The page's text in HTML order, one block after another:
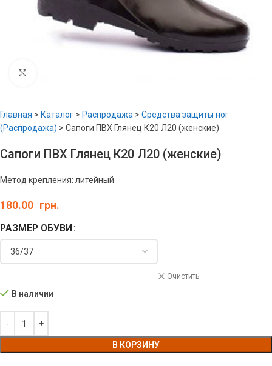
Главная > Каталог > Распродажа > Средства защиты ног
(Распродажа) > Сапоги ПВХ Глянец К20 Л20 (женские)
Сапоги ПВХ Глянец К20 Л20 (женские)
Метод крепления: литейный.
180.00 грн.
РАЗМЕР ОБУВИ
Очистить
В наличии
В КОРЗИНУ